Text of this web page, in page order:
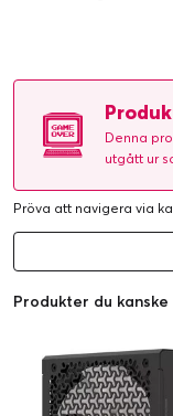
Denna
utgått ur
Pröva att navigera via
Produkter du